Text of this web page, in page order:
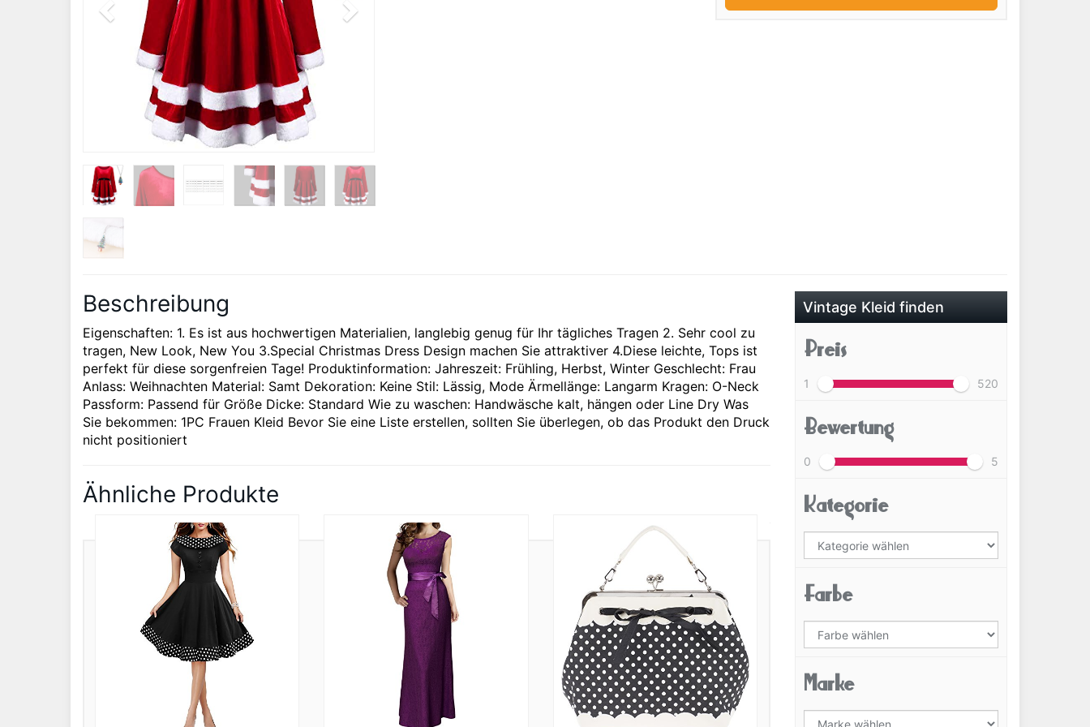
Beschreibung
Eigenschaften: 1. Es ist aus hochwertigen Materialien, langlebig genug für Ihr tägliches Tragen 2. Sehr cool zu
tragen, New Look, New You 3.Special Christmas Dress Design machen Sie attraktiver 4.Diese leichte, Tops ist
perfekt für diese sorgenfreien Tage! Produktinformation: Jahreszeit: Frühling, Herbst, Winter Geschlecht: Frau
Anlass: Weihnachten Material: Samt Dekoration: Keine Stil: Lässig, Mode Ärmellänge: Langarm Kragen: O-Neck
Passform: Passend für Größe Dicke: Standard Wie zu waschen: Handwäsche kalt, hängen oder Line Dry Was
Sie bekommen: 1PC Frauen Kleid Bevor Sie eine Liste erstellen, sollten Sie überlegen, ob das Produkt den Druck
nicht positioniert
Ähnliche Produkte
Vintage Kleid finden
Preis
1 520
Bewertung
0 5
Kategorie
Farbe
Marke